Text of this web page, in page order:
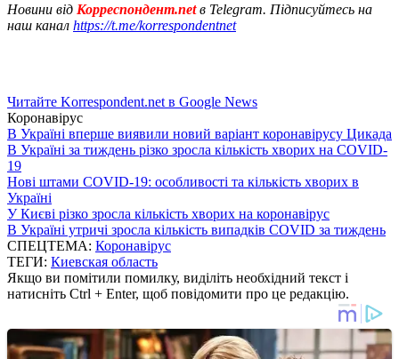
Новини від Корреспондент.netв Telegram. Підписуйтесь на
наш канал https://t.me/korrespondentnet
Читайте Korrespondent.net в Google News
Коронавірус
В Україні вперше виявили новий варіант коронавірусу Цикада
В Україні за тиждень різко зросла кількість хворих на COVID-
19
Нові штами COVID-19: особливості та кількість хворих в
Україні
У Києві різко зросла кількість хворих на коронавірус
В Україні утричі зросла кількість випадків COVID за тиждень
СПЕЦТЕМА: Коронавірус
ТЕГИ: Киевская область
Якщо ви помітили помилку, виділіть необхідний текст і
натисніть Ctrl + Enter, щоб повідомити про це редакцію.